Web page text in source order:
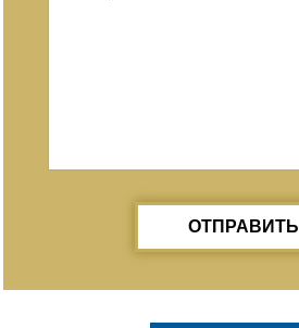
ОТПРАВИТЬ